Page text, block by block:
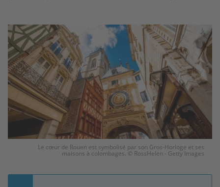
Image
Le cœur de Rouen est symbolisé par son Gros-Horloge et ses
maisons à colombages. © RossHelen - Getty Images